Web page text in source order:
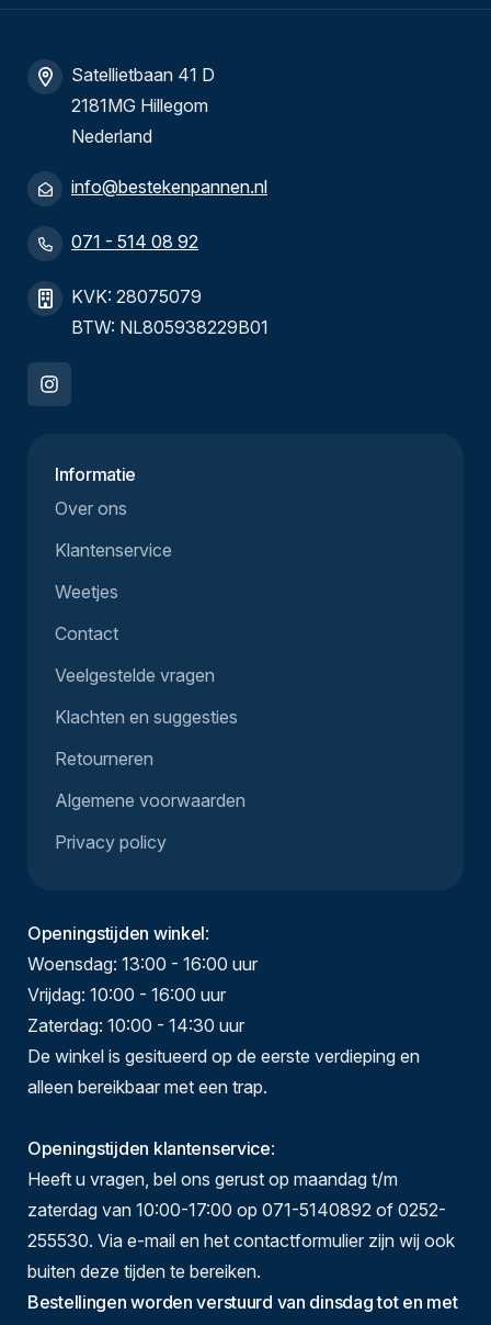
Satellietbaan 41 D
2181MG Hillegom
Nederland
info@bestekenpannen.nl
071 - 514 08 92
KVK: 28075079
BTW: NL805938229B01
Informatie
Over ons
Klantenservice
Weetjes
Contact
Veelgestelde vragen
Klachten en suggesties
Retourneren
Algemene voorwaarden
Privacy policy
Openingstijden winkel:
Woensdag: 13:00 - 16:00 uur
Vrijdag: 10:00 - 16:00 uur
Zaterdag: 10:00 - 14:30 uur
De winkel is gesitueerd op de eerste verdieping en
alleen bereikbaar met een trap.
Openingstijden klantenservice:
Heeft u vragen, bel ons gerust op maandag t/m
zaterdag van 10:00-17:00 op 071-5140892 of 0252-
255530. Via e-mail en het contactformulier zijn wij ook
buiten deze tijden te bereiken.
Bestellingen worden verstuurd van dinsdag tot en met